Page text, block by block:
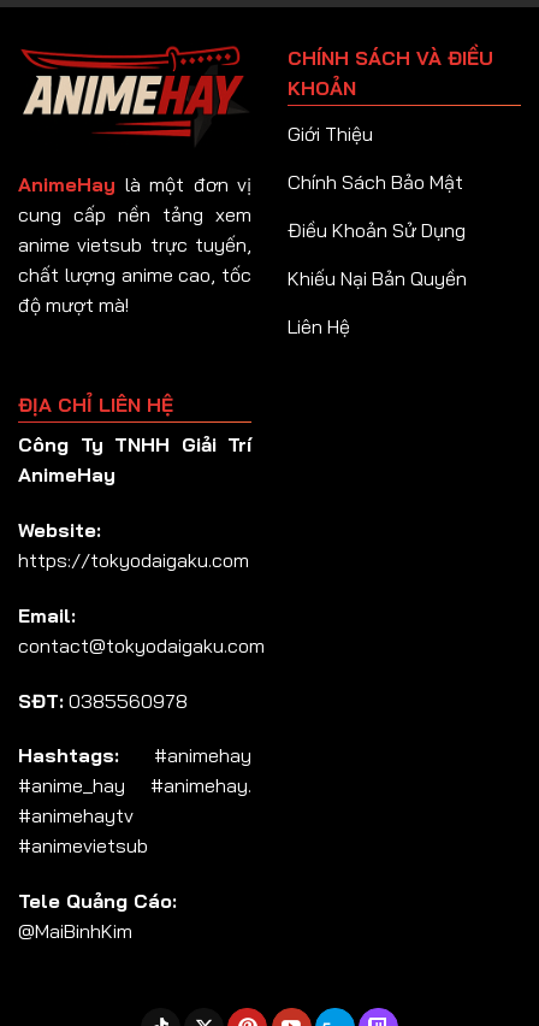
AnimeHay là một đơn vị
cung cấp nền tảng xem
anime vietsub trực tuyến,
chất lượng anime cao, tốc
độ mượt mà!
CHÍNH SÁCH VÀ ĐIỀU
KHOẢN
Giới Thiệu
Chính Sách Bảo Mật
Điều Khoản Sử Dụng
Khiếu Nại Bản Quyền
Liên Hệ
ĐỊA CHỈ LIÊN HỆ
Công Ty TNHH Giải Trí
AnimeHay
Website:
https://tokyodaigaku.com
Email:
contact@tokyodaigaku.com
SĐT: 0385560978
Hashtags: #animehay
#anime_hay #animehay.
#animehaytv
#animevietsub
Tele Quảng Cáo:
@MaiBinhKim